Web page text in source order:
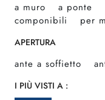
a muro a ponte
componibili
per
APERTURA
ante a soffietto
I PIÙ VISTI A :